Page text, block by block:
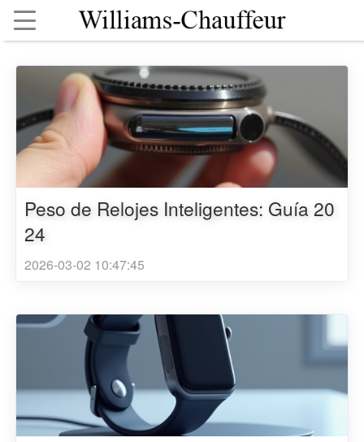
Peso de Relojes Inteligentes: Guía 20
24
2026-03-02 10:47:45